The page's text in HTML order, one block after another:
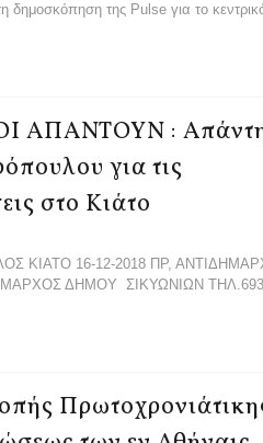
της Pulse για το κεντρικό
ΑΠΑΝΤΟΥΝ :
για τις
στο Κιάτο
ΚΙΑΤΟ 16-12-2018 ΠΡ,
ΔΗΜΟΥ ΣΙΚΥΩΝΙΩΝ